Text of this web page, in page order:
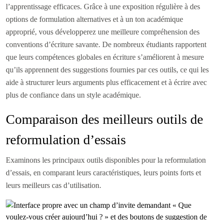
l’apprentissage efficaces. Grâce à une exposition régulière à des
options de formulation alternatives et à un ton académique
approprié, vous développerez une meilleure compréhension des
conventions d’écriture savante. De nombreux étudiants rapportent
que leurs compétences globales en écriture s’améliorent à mesure
qu’ils apprennent des suggestions fournies par ces outils, ce qui les
aide à structurer leurs arguments plus efficacement et à écrire avec
plus de confiance dans un style académique.
Comparaison des meilleurs outils de
reformulation d’essais
Examinons les principaux outils disponibles pour la reformulation
d’essais, en comparant leurs caractéristiques, leurs points forts et
leurs meilleurs cas d’utilisation.